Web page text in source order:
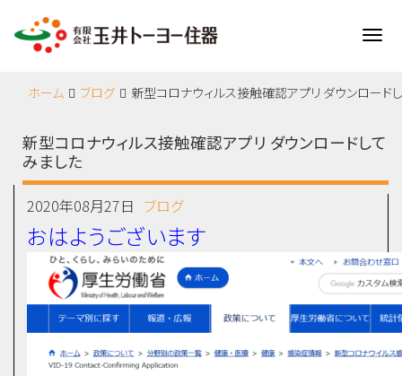
ホーム ブログ 新型コロナウィルス接触確認アプリ ダウンロード
新型コロナウィルス接触確認アプリ ダウンロードして
みました
2020年08月27日 ブログ
おはようございます